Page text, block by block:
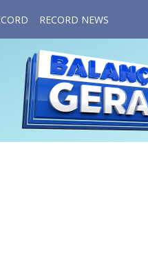
RECORD NEWS